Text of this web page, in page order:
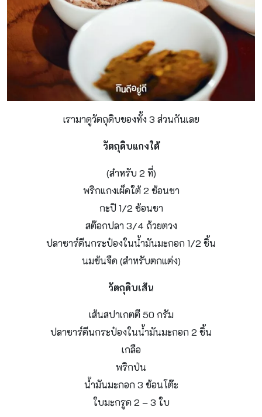
เรามาดูวัตถุดิบของทั้ง 3 ส่วนกันเลย
วัตถุดิบแกงใต้
(สําหรับ 2 ที่)
พริกแกงเผ็ดใต้ 2 ช้อนชา
กะปิ 1/2 ช้อนชา
สต๊อกปลา 3/4 ถ้วยตวง
ปลาซาร์ดีนกระป๋องในน้ํามันมะกอก 1/2 ชิ้น
นมข้นจืด (สําหรับตกแต่ง)
วัตถุดิบเส้น
เส้นสปาเกตตี 50 กรัม
ปลาซาร์ดีนกระป๋องในน้ํามันมะกอก 2 ชิ้น
เกลือ
พริกป่น
น้ํามันมะกอก 3 ช้อนโต๊ะ
ใบมะกรูด 2 – 3 ใบ